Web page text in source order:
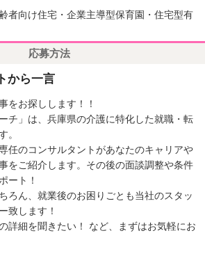
者向け住宅・企業主導型保育園・住宅型有
応募方法
から一言
をお探しします！！
チ」は、兵庫県の介護に特化した就職・転
。
任のコンサルタントがあなたのキャリアや
をご紹介します。その後の面談調整や条件
ート！
ろん、就業後のお困りごとも当社のスタッ
致します！
詳細を聞きたい！ など、まずはお気軽にお